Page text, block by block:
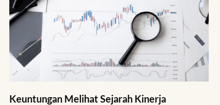
Keuntungan Melihat Sejarah Kinerja